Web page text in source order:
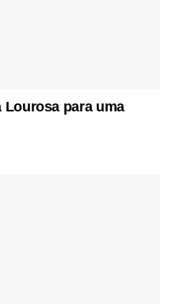
Lourosa para uma